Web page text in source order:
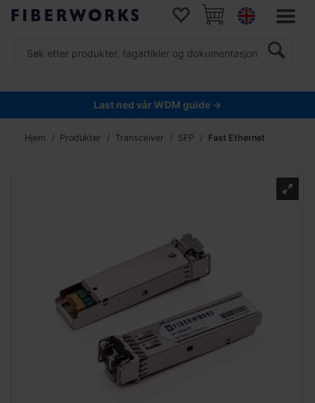
Last ned vår WDM guide →
Hjem Produkter Transceiver SFP Fast Ethernet